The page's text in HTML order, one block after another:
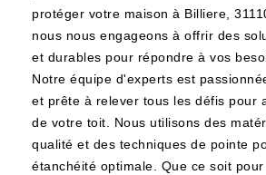
protéger votre maison à Billiere,
nous nous engageons à offrir des
et durables pour répondre à vos
Notre équipe d'experts est
et prête à relever tous les défis pour
de votre toit. Nous utilisons des
qualité et des techniques de pointe
étanchéité optimale. Que ce soit